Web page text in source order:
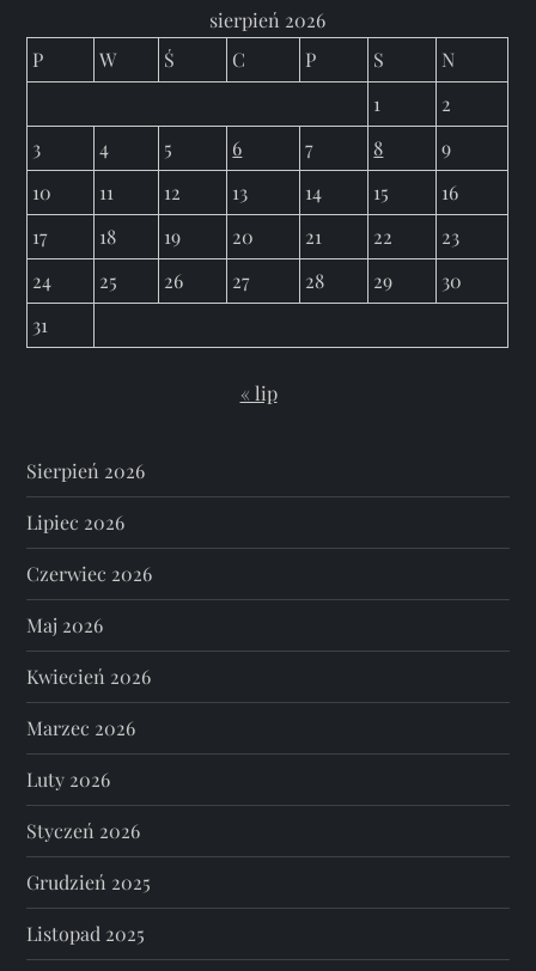
sierpień 2026
P
W Ś C P S
N
1
2
3
4 5 6 7 8
9
10
11 12 13 14 15
16
17
18 19 20 21 22
23
24
25 26 27 28 29
30
31
« lip
Sierpień 2026
Lipiec 2026
Czerwiec 2026
Maj 2026
Kwiecień 2026
Marzec 2026
Luty 2026
Styczeń 2026
Grudzień 2025
Listopad 2025